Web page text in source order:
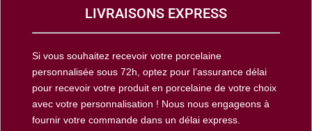
LIVRAISONS EXPRESS
Si vous souhaitez recevoir votre porcelaine
personnalisée sous 72h, optez pour l’assurance délai
pour recevoir votre produit en porcelaine de votre choix
avec votre personnalisation ! Nous nous engageons à
fournir votre commande dans un délai express.